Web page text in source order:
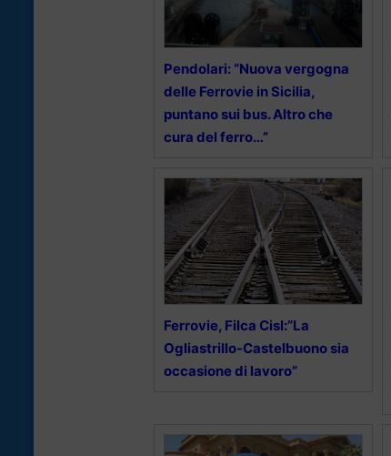
Pendolari: “Nuova vergogna
delle Ferrovie in Sicilia,
puntano sui bus. Altro che
cura del ferro…”
Ferrovie, Filca Cisl:”La
Ogliastrillo-Castelbuono sia
occasione di lavoro”